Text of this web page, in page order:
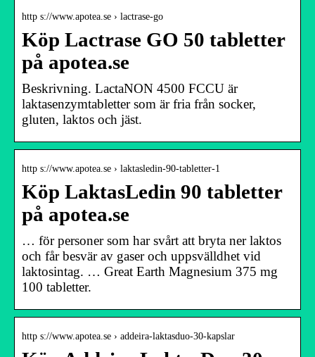
http s://www.apotea.se › lactrase-go
Köp Lactrase GO 50 tabletter
på apotea.se
Beskrivning. LactaNON 4500 FCCU är
laktasenzymtabletter som är fria från socker,
gluten, laktos och jäst.
http s://www.apotea.se › laktasledin-90-tabletter-1
Köp LaktasLedin 90 tabletter
på apotea.se
… för personer som har svårt att bryta ner laktos
och får besvär av gaser och uppsvälldhet vid
laktosintag. … Great Earth Magnesium 375 mg
100 tabletter.
http s://www.apotea.se › addeira-laktasduo-30-kapslar